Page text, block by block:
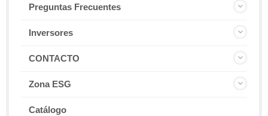
Preguntas Frecuentes
Inversores
CONTACTO
Zona ESG
Catálogo